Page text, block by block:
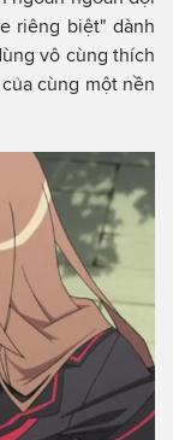
riêng biệt" dành
vô cùng thích
cùng một nền